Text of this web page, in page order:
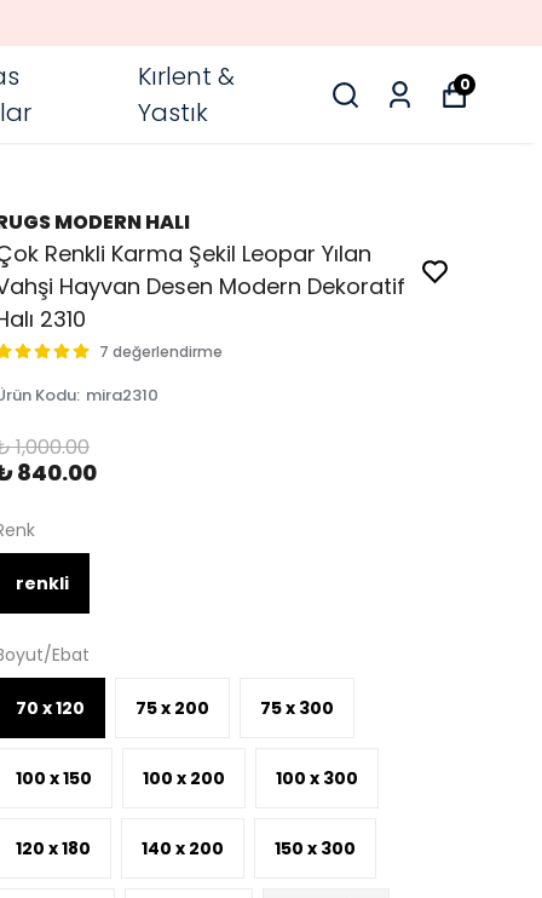
Kırlent &
Yastık
0
MODERN HALI
Renkli Karma Şekil Leopar Yılan
Hayvan Desen Modern Dekoratif
2310
7 değerlendirme
Kodu: mira2310
1,000.00
840.00
renkli
Ebat
70 x 120 75 x 200 75 x 300
100 x 150 100 x 200 100 x 300
120 x 180 140 x 200 150 x 300